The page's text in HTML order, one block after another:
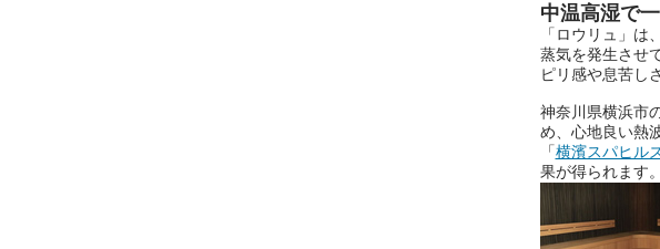
中温高湿で
「ロウリュ」
蒸気を発生させ
ピリ感や息苦し
神奈川県横浜市
め、心地良い熱
「横濱スパヒル
果が得られます。